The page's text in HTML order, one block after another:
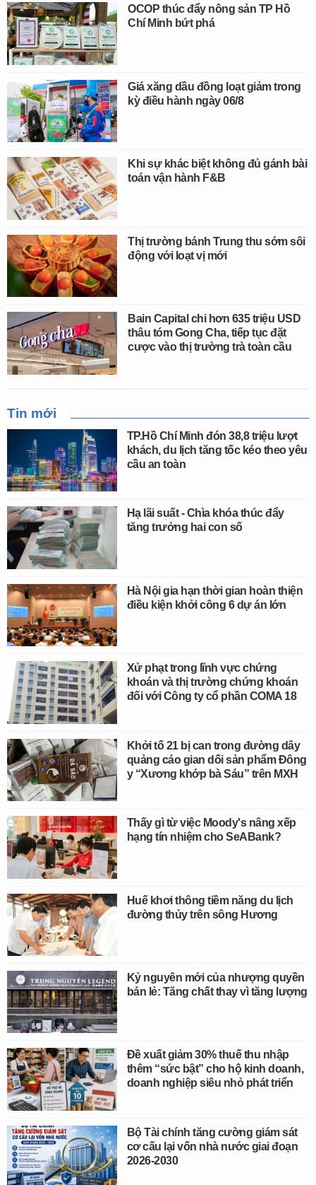
OCOP thúc đẩy nông sản TP Hồ
Chí Minh bứt phá
Giá xăng dầu đồng loạt giảm trong
kỳ điều hành ngày 06/8
Khi sự khác biệt không đủ gánh bài
toán vận hành F&B
Thị trường bánh Trung thu sớm sôi
động với loạt vị mới
Bain Capital chi hơn 635 triệu USD
thâu tóm Gong Cha, tiếp tục đặt
cược vào thị trường trà toàn cầu
Tin mới
TP.Hồ Chí Minh đón 38,8 triệu lượt
khách, du lịch tăng tốc kéo theo yêu
cầu an toàn
Hạ lãi suất - Chìa khóa thúc đẩy
tăng trưởng hai con số
Hà Nội gia hạn thời gian hoàn thiện
điều kiện khởi công 6 dự án lớn
Xử phạt trong lĩnh vực chứng
khoán và thị trường chứng khoán
đối với Công ty cổ phần COMA 18
Khởi tố 21 bị can trong đường dây
quảng cáo gian dối sản phẩm Đông
y “Xương khớp bà Sáu” trên MXH
Thấy gì từ việc Moody's nâng xếp
hạng tín nhiệm cho SeABank?
Huế khơi thông tiềm năng du lịch
đường thủy trên sông Hương
Kỷ nguyên mới của nhượng quyền
bán lẻ: Tăng chất thay vì tăng lượng
Đề xuất giảm 30% thuế thu nhập
thêm “sức bật” cho hộ kinh doanh,
doanh nghiệp siêu nhỏ phát triển
Bộ Tài chính tăng cường giám sát
cơ cấu lại vốn nhà nước giai đoạn
2026-2030